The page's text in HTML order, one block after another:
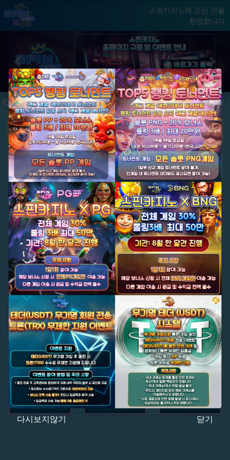
다시보지않기 닫기
스핀카지노에 오신 것을
환영합니다
게임
Previous
Next
★ 국내 최